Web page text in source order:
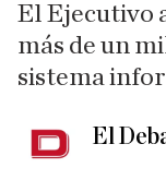
El Ejecutivo
más de un
sistema
El